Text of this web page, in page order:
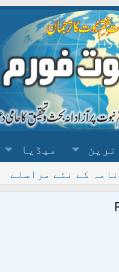
میڈیا
کے نئے مراسلے